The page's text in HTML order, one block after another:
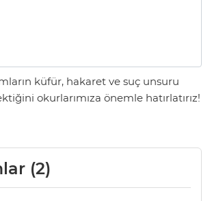
küfür, hakaret ve suç unsuru
okurlarımıza önemle hatırlatırız!
(2)